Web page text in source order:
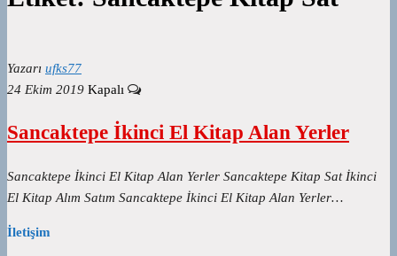
Yazarı ufks77
24 Ekim 2019 Kapalı
Sancaktepe İkinci El Kitap Alan Yerler
Sancaktepe İkinci El Kitap Alan Yerler Sancaktepe Kitap Sat İkinci
El Kitap Alım Satım Sancaktepe İkinci El Kitap Alan Yerler…
İletişim